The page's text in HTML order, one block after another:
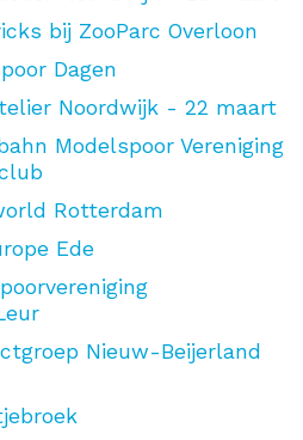
bij ZooParc Overloon
Dagen
Noordwijk - 22 maart
Modelspoor Vereniging
Rotterdam
Ede
Nieuw-Beijerland